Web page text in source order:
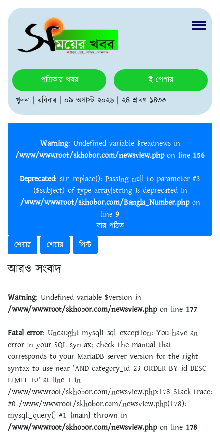
পত্রিকার খবর
ই-পেপার
খুলনা | রবিবার | ০৯ অগাস্ট ২০২৬ | ২৪ শ্রাবণ ১৪৩৩
Warning : Undefined variable $readnews in
/www/wwwroot/skhobor.com/newsview.phpon line 156
Deprecated: str_replace(): Passing null to parameter #3
($subject) of type array|string is deprecated in
/www/wwwroot/skhobor.com/Bangla_Number.phpon
line 9
বার পঠিত
শেয়ার
শেয়ার প্রিন্ট
আরও সংবাদ
Warning: Undefined variable $version in
/www/wwwroot/skhobor.com/newsview.phpon line 177
Fatal error: Uncaught mysqli_sql_exception: You have an
error in your SQL syntax; check the manual that
corresponds to your MariaDB server version for the right
syntax to use near 'AND category_id=23 ORDER BY id DESC
LIMIT 10' at line 1 in
/www/wwwroot/skhobor.com/newsview.php:178 Stack trace:
#0 /www/wwwroot/skhobor.com/newsview.php(178):
mysqli_query() #1 {main} thrown in
/www/wwwroot/skhobor.com/newsview.phpon line 178